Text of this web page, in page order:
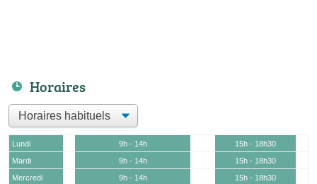
Horaires
Lundi 9h - 14h
15h - 18h30
Mardi
9h - 14h
15h - 18h30
Mercredi
9h - 14h
15h - 18h30